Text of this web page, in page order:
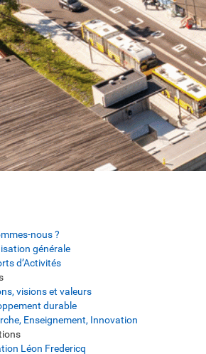
nous ?
générale
d’Activités
visions et valeurs
durable
Enseignement, Innovation
Léon Fredericq